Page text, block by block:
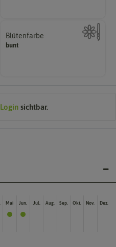
Blütenfarbe
bunt
Kann auch mehrfarbig sein.
Login sichtbar.
Mai Jun. Jul. Aug. Sep. Okt. Nov. Dez.